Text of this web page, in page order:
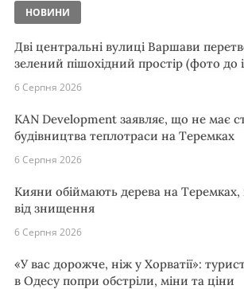
НОВИНИ
Дві центральні вулиці Варшави
зелений пішохідний простір (фото до і
6 Серпня 2026
KAN Development заявляє, що не має
будівництва теплотраси на Теремках
6 Серпня 2026
Кияни обіймають дерева на
від знищення
6 Серпня 2026
«У вас дорожче, ніж у Хорватії»:
в Одесу попри обстріли, міни та ціни